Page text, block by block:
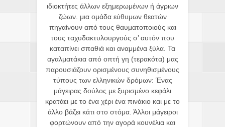
ιδιοκτήτες άλλων εξημερωμένων ή άγριων
ζώων. μια ομάδα εύθυμων θεατών
πηγαίνουν από τους θαυματοποιούς και
τους ταχυδακτυλουργούς σ’ αυτόν που
καταπίνει σπαθιά και αναμμένα ξύλα. Τα
αγαλματάκια από οπτή γη (τερακότα) μας
παρουσιάζουν ορισμένους συνηθισμένους
τύπους των ελληνικών δρόμων: Ένας
μάγειρας δούλος με ξυρισμένο κεφάλι
κρατάει με το ένα χέρι ένα πινάκιο και με το
άλλο βάζει κάτι στο στόμα. Άλλοι μάγειροι
φορτώνουν από την αγορά κουνέλια και